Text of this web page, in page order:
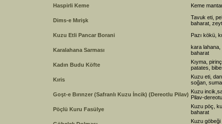
Haspirli Keme Keme
Dims-e Mırişk
Tavuk eti,
baharat,
Kuzu Etli Pancar Borani
Pazı kökü,
Karalahana Sarması
kara lahana,
baharat
Kadın Budu Köfte
Kıyma,
patates,
Kıris
Kuzu eti,
soğan,
Goşt-e Bırınzer (Safranlı Kuzu İncik) (Dereotlu Pilav) Kuzu
Pilav-
Pöçlü Kuru Fasülye
Kuzu pöç,
baharat
Kuzu